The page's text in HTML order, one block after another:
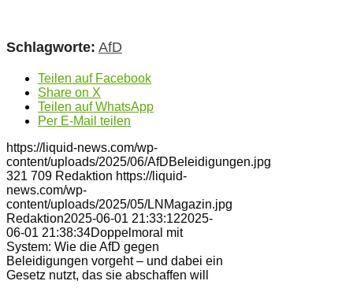
Schlagworte: AfD
Teilen auf Facebook
Share on X
Teilen auf WhatsApp
Per E-Mail teilen
https://liquid-news.com/wp-
content/uploads/2025/06/AfDBeleidigungen.jpg
321 709 Redaktion https://liquid-
news.com/wp-
content/uploads/2025/05/LNMagazin.jpg
Redaktion2025-06-01 21:33:122025-
06-01 21:38:34Doppelmoral mit
System: Wie die AfD gegen
Beleidigungen vorgeht – und dabei ein
Gesetz nutzt, das sie abschaffen will